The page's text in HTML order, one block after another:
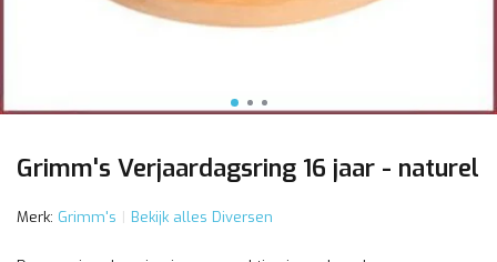
Grimm's Verjaardagsring 16 jaar - naturel
Merk: Grimm's Bekijk alles Diversen